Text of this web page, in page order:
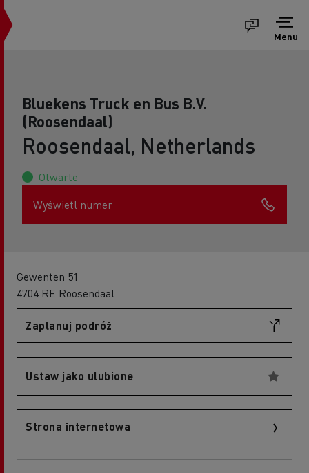
Menu
Bluekens Truck en Bus B.V.
(Roosendaal)
Roosendaal, Netherlands
Otwarte
Wyświetl numer
Gewenten 51
4704 RE Roosendaal
Zaplanuj podróż
Ustaw jako ulubione
Strona internetowa